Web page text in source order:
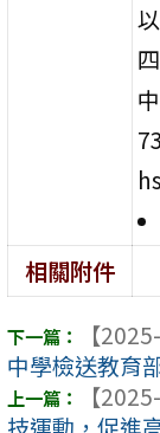
相關附件
【
中學檢送教育
【